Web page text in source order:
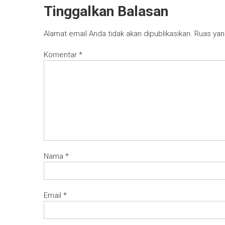
Tinggalkan Balasan
Alamat email Anda tidak akan dipublikasikan. Ruas
Komentar *
Nama *
Email *